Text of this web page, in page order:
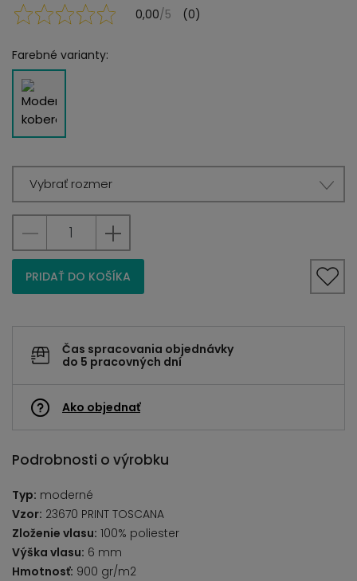
0,00/5 (0)
Farebné varianty:
Vybrať rozmer
PRIDAŤ DO KOŠÍKA
Čas spracovania objednávky
do 5 pracovných dní
Ako objednať
Podrobnosti o výrobku
Typ: moderné
Vzor: 23670 PRINT TOSCANA
Zloženie vlasu: 100% poliester
Výška vlasu: 6 mm
Hmotnosť: 900 gr/m2